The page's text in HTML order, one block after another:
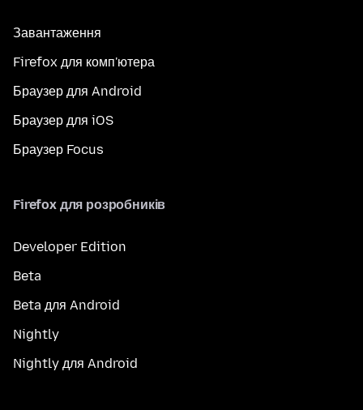
Завантаження
Firefox для комп'ютера
Браузер для Android
Браузер для iOS
Браузер Focus
Firefox для розробників
Developer Edition
Beta
Beta для Android
Nightly
Nightly для Android